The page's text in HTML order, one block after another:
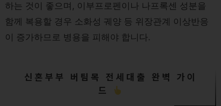
하는 것이 좋으며, 이부프로펜이나 나프록센 성분을
함께 복용할 경우 소화성 궤양 등 위장관계 이상반응
이 증가하므로 병용을 피해야 합니다.
신혼부부 버팀목 전세대출 완벽 가이
드